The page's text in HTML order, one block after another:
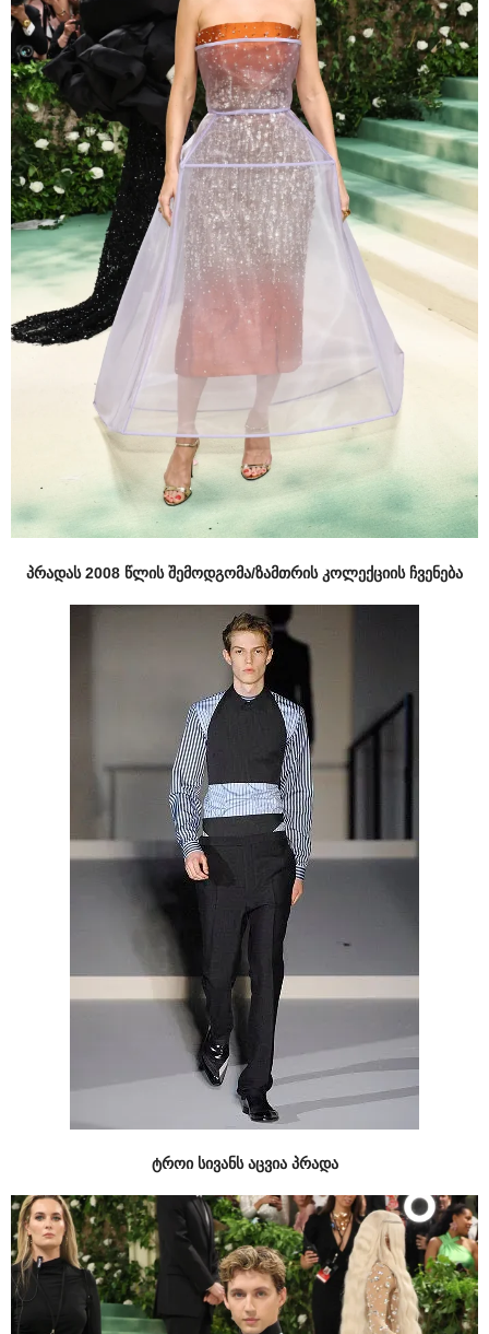
პრადას 2008 წლის შემოდგომა/ზამთრის კოლექციის ჩვენება
ტროი სივანს აცვია პრადა